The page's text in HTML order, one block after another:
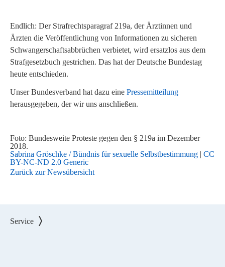
Endlich: Der Strafrechtsparagraf 219a, der Ärztinnen und
Ärzten die Veröffentlichung von Informationen zu sicheren
Schwangerschaftsabbrüchen verbietet, wird ersatzlos aus dem
Strafgesetzbuch gestrichen. Das hat der Deutsche Bundestag
heute entschieden.
Unser Bundesverband hat dazu eine Pressemitteilung
herausgegeben, der wir uns anschließen.
Foto: Bundesweite Proteste gegen den § 219a im Dezember
2018.
Sabrina Gröschke / Bündnis für sexuelle Selbstbestimmung | CC
BY-NC-ND 2.0 Generic
Zurück zur Newsübersicht
Service